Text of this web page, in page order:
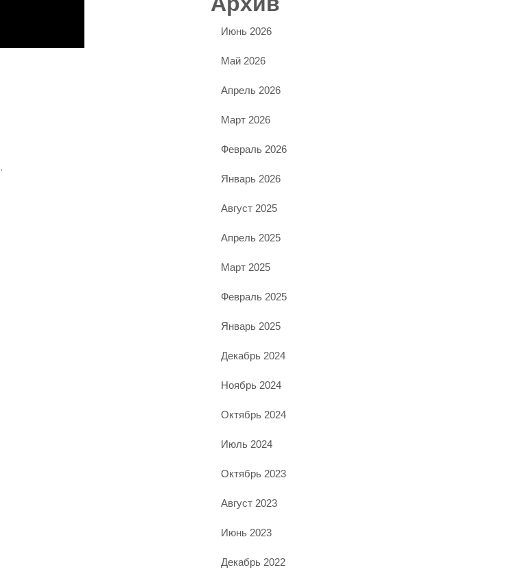
.
Июнь 2026
Май 2026
Апрель 2026
Март 2026
Февраль 2026
Январь 2026
Август 2025
Апрель 2025
Март 2025
Февраль 2025
Январь 2025
Декабрь 2024
Ноябрь 2024
Октябрь 2024
Июль 2024
Октябрь 2023
Август 2023
Июнь 2023
Декабрь 2022